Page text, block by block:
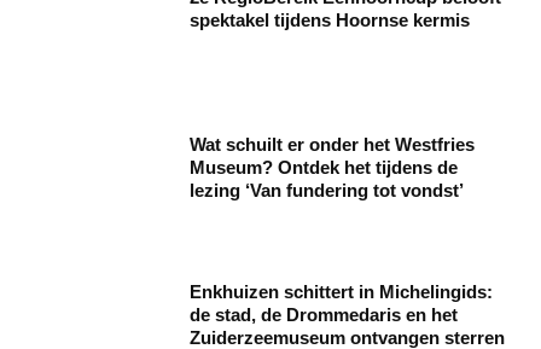
spektakel tijdens Hoornse kermis
Wat schuilt er onder het Westfries
Museum? Ontdek het tijdens de
lezing ‘Van fundering tot vondst’
Enkhuizen schittert in Michelingids:
de stad, de Drommedaris en het
Zuiderzeemuseum ontvangen sterren